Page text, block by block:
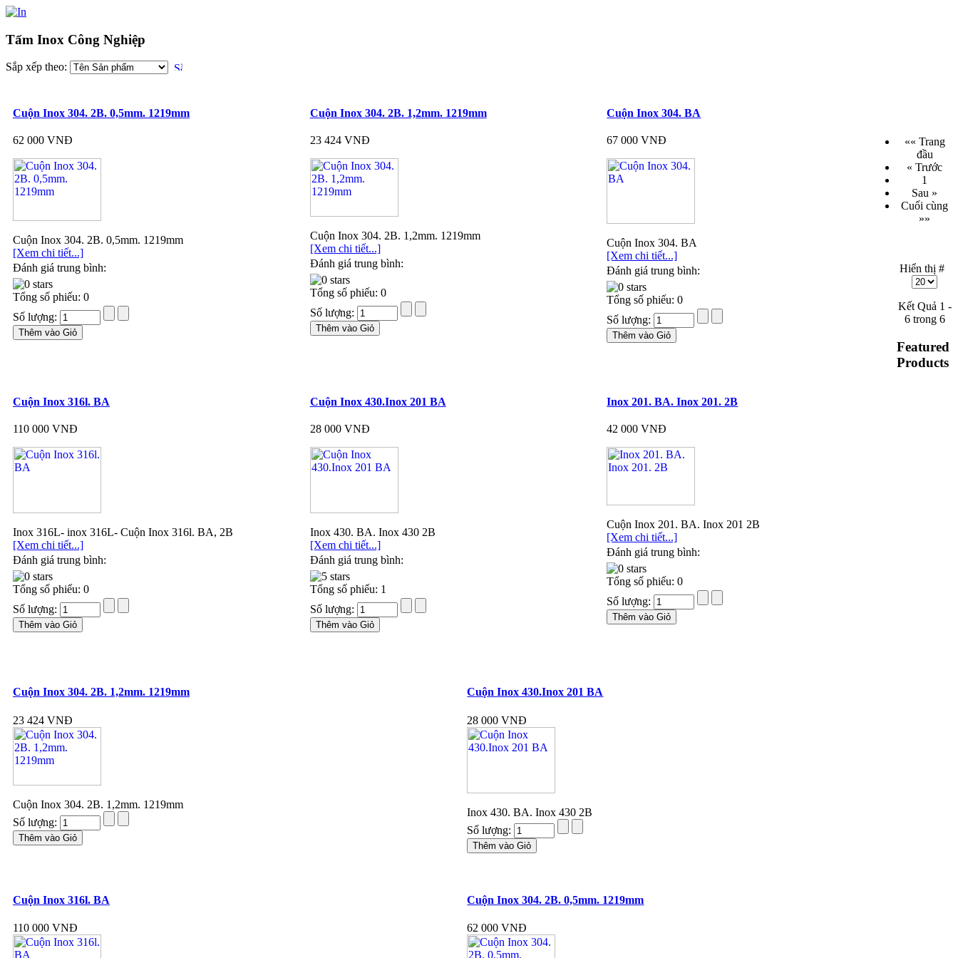
Tấm Inox Công Nghiệp
Sắp xếp theo:
Cuộn Inox 304. 2B. 0,5mm. 1219mm
62 000 VNĐ
Cuộn Inox 304. 2B. 0,5mm. 1219mm
[Xem chi tiết...]
Đánh giá trung bình:
Tổng số phiếu: 0
Số lượng:
Cuộn Inox 304. 2B. 1,2mm. 1219mm
23 424 VNĐ
Cuộn Inox 304. 2B. 1,2mm. 1219mm
[Xem chi tiết...]
Đánh giá trung bình:
Tổng số phiếu: 0
Số lượng:
Cuộn Inox 304. BA
67 000 VNĐ
Cuộn Inox 304. BA
[Xem chi tiết...]
Đánh giá trung bình:
Tổng số phiếu: 0
Số lượng:
Cuộn Inox 316l. BA
110 000 VNĐ
Inox 316L- inox 316L- Cuộn Inox 316l. BA, 2B
[Xem chi tiết...]
Đánh giá trung bình:
Tổng số phiếu: 0
Số lượng:
Cuộn Inox 430.Inox 201 BA
28 000 VNĐ
Inox 430. BA. Inox 430 2B
[Xem chi tiết...]
Đánh giá trung bình:
Tổng số phiếu: 1
Số lượng:
Inox 201. BA. Inox 201. 2B
42 000 VNĐ
Cuộn Inox 201. BA. Inox 201 2B
[Xem chi tiết...]
Đánh giá trung bình:
Tổng số phiếu: 0
Số lượng:
«« Trang
đầu
« Trước
1
Sau »
Cuối cùng
»»
Hiển thị #
Kết Quả 1 -
6 trong 6
Featured
Products
Cuộn Inox 304. 2B. 1,2mm. 1219mm
23 424 VNĐ
Cuộn Inox 304. 2B. 1,2mm. 1219mm
Số lượng:
Cuộn Inox 430.Inox 201 BA
28 000 VNĐ
Inox 430. BA. Inox 430 2B
Số lượng:
Cuộn Inox 316l. BA
110 000 VNĐ
Cuộn Inox 304. 2B. 0,5mm. 1219mm
62 000 VNĐ